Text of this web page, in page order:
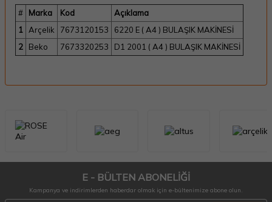
# Marka Kod
Açıklama
1 Arçelik 7673120153
6220 E ( A4 ) BULAŞIK MAKİNESİ
2
Beko 7673320253 D1 2001 ( A4 ) BULAŞIK MAKİNESİ
E - BÜLTEN ABONELİĞİ
Kampanya ve indirimlerden haberdar olmak için e-bültenimize abone olun.